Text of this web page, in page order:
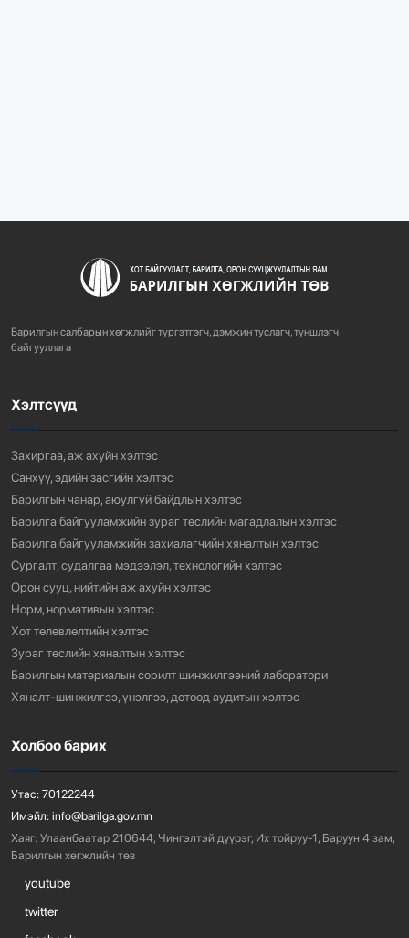
ХОТ БАЙГУУЛАЛТЫН ТУХАЙ ХУУЛИЙН
3 сарын өмнө
Барилгын салбарын хөгжлийг түргэтгэгч, дэмжин туслагч, түншлэгч
байгууллага
Хэлтсүүд
Захиргаа, аж ахуйн хэлтэс
Санхүү, эдийн засгийн хэлтэс
Барилгын чанар, аюулгүй байдлын хэлтэс
Барилга байгууламжийн зураг төслийн магадлалын хэлтэс
Барилга байгууламжийн захиалагчийн хяналтын хэлтэс
Сургалт, судалгаа мэдээлэл, технологийн хэлтэс
Орон сууц, нийтийн аж ахуйн хэлтэс
Норм, нормативын хэлтэс
Хот төлөвлөлтийн хэлтэс
Зураг төслийн хяналтын хэлтэс
Барилгын материалын сорилт шинжилгээний лаборатори
Хяналт-шинжилгээ, үнэлгээ, дотоод аудитын хэлтэс
Холбоо барих
Утас: 70122244
Имэйл: info@barilga.gov.mn
Хаяг: Улаанбаатар 210644, Чингэлтэй дүүрэг, Их тойруу-1, Баруун 4 зам,
Барилгын хөгжлийн төв
youtube
twitter